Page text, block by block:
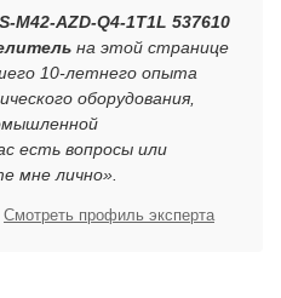
M42-AZD-Q4-1T1L 537610
на этой странице
10-летнего опыта
оборудования,
есть вопросы или
мне лично».
Смотреть профиль эксперта